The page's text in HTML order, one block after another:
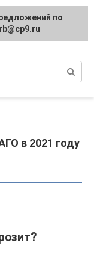
и
в 2021 году
по